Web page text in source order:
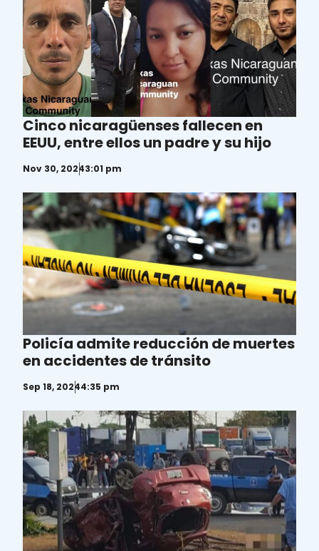
Cinco nicaragüenses fallecen en
EEUU, entre ellos un padre y su hijo
Nov 30, 20243:01 pm
Policía admite reducción de muertes
en accidentes de tránsito
Sep 18, 20244:35 pm